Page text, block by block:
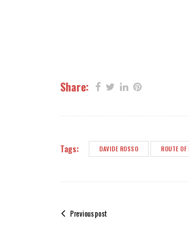
Share:
Tags: DAVIDE ROSSO ROUTE OF
Previous post